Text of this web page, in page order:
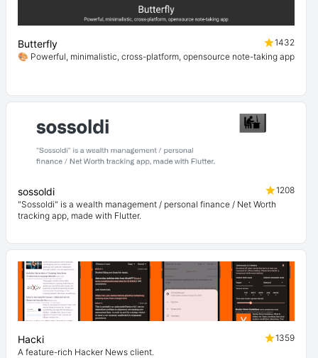
Butterfly
1432
🎨 Powerful, minimalistic, cross-platform, opensource note-taking app
sossoldi
1208
"Sossoldi" is a wealth management / personal finance / Net Worth
tracking app, made with Flutter.
Hacki
1359
A feature-rich Hacker News client.